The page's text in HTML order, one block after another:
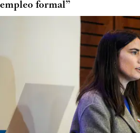
empleo formal”